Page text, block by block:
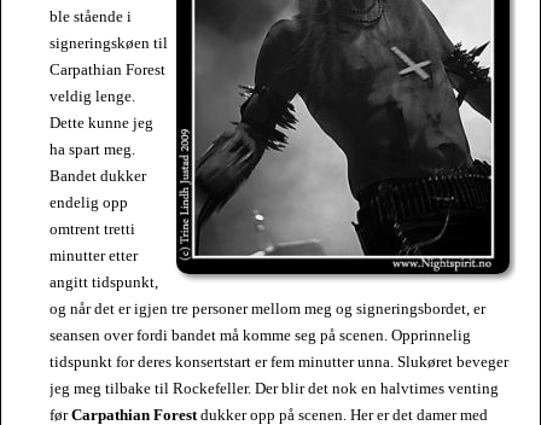
ble stående i
signeringskøen til
Carpathian Forest
veldig lenge.
Dette kunne jeg
ha spart meg.
Bandet dukker
endelig opp
omtrent tretti
minutter etter
angitt tidspunkt,
og når det er igjen tre personer mellom meg og signeringsbordet, er
seansen over fordi bandet må komme seg på scenen. Opprinnelig
tidspunkt for deres konsertstart er fem minutter unna. Slukøret beveger
jeg meg tilbake til Rockefeller. Der blir det nok en halvtimes venting
førCarpathian Forestdukker opp på scenen. Her er det damer med